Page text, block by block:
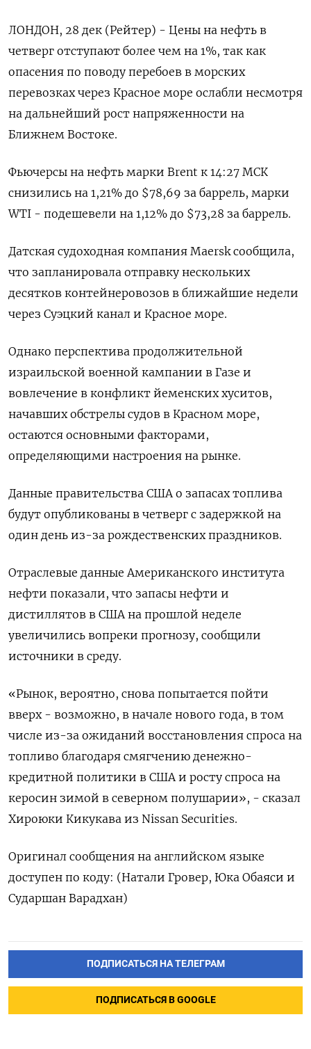
ЛОНДОН, 28 дек (Рейтер) - Цены на нефть в
четверг отступают более чем на 1%, так как
опасения по поводу перебоев в морских
перевозках через Красное море ослабли несмотря
на дальнейший рост напряженности на
Ближнем Востоке.
Фьючерсы на нефть марки Brent к 14:27 МСК
снизились на 1,21% до $78,69 за баррель, марки
WTI - подешевели на 1,12% до $73,28 за баррель.
Датская судоходная компания Maersk сообщила,
что запланировала отправку нескольких
десятков контейнеровозов в ближайшие недели
через Суэцкий канал и Красное море.
Однако перспектива продолжительной
израильской военной кампании в Газе и
вовлечение в конфликт йеменских хуситов,
начавших обстрелы судов в Красном море,
остаются основными факторами,
определяющими настроения на рынке.
Данные правительства США о запасах топлива
будут опубликованы в четверг с задержкой на
один день из-за рождественских праздников.
Отраслевые данные Американского института
нефти показали, что запасы нефти и
дистиллятов в США на прошлой неделе
увеличились вопреки прогнозу, сообщили
источники в среду.
«Рынок, вероятно, снова попытается пойти
вверх - возможно, в начале нового года, в том
числе из-за ожиданий восстановления спроса на
топливо благодаря смягчению денежно-
кредитной политики в США и росту спроса на
керосин зимой в северном полушарии», - сказал
Хироюки Кикукава из Nissan Securities.
Оригинал сообщения на английском языке
доступен по коду: (Натали Гровер, Юка Обаяси и
Сударшан Варадхан)
ПОДПИСАТЬСЯ НА ТЕЛЕГРАМ
ПОДПИСАТЬСЯ В GOOGLE